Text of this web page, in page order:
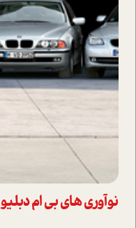
نوآوری های بی ام دبلیو